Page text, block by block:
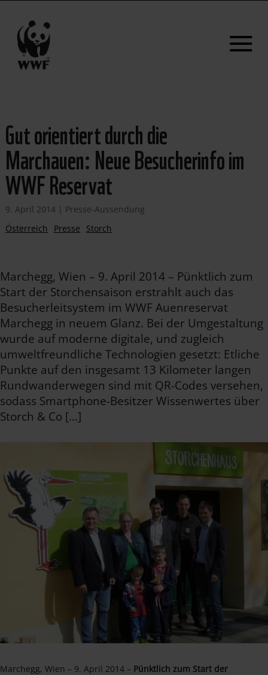
Gut orientiert durch die
Marchauen: Neue Besucherinfo im
WWF Reservat
9. April 2014| Presse-Aussendung
Österreich
Presse Storch
Marchegg, Wien – 9. April 2014 – Pünktlich zum
Start der Storchensaison erstrahlt auch das
Besucherleitsystem im WWF Auenreservat
Marchegg in neuem Glanz. Bei der Umgestaltung
wurde auf moderne digitale, und zugleich
umweltfreundliche Technologien gesetzt: Etliche
Punkte auf den insgesamt 13 Kilometer langen
Rundwanderwegen sind mit QR-Codes versehen,
sodass Smartphone-Besitzer Wissenwertes über
Storch & Co […]
Marchegg, Wien – 9. April 2014 – Pünktlich zum Start der